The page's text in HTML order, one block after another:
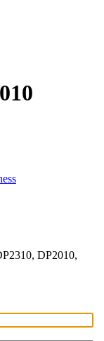
DP2010,